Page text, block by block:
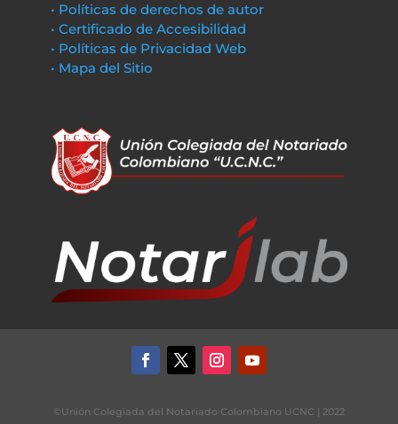
• Políticas de derechos de autor
• Certificado de Accesibilidad
• Políticas de Privacidad Web
• Mapa del Sitio
©Unión Colegiada del Notariado Colombiano UCNC | 2022